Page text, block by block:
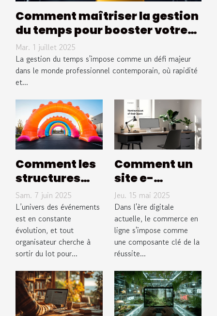
Comment maîtriser la gestion
du temps pour booster votre
efficacité professionnelle ?
Mar. 1 juillet 2025
La gestion du temps s'impose comme un défi majeur
dans le monde professionnel contemporain, où rapidité
et...
Comment les
structures
gonflables
peuvent
booster votre
visibilité lors
d'événements
Sam. 7 juin 2025
L’univers des événements
est en constante
évolution, et tout
organisateur cherche à
sortir du lot pour...
Comment un
site e-
commerce
sur mesure
peut
dynamiser
vos ventes en
Jeu. 15 mai 2025
Dans l'ère digitale
actuelle, le commerce en
ligne s'impose comme
une composante clé de la
réussite...